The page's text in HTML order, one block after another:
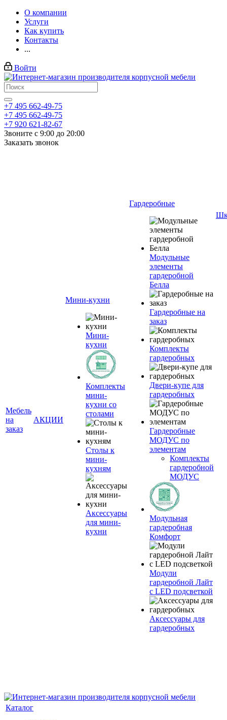
О компании
Услуги
Как купить
Контакты
...
Войти
+7 495 662-49-75
+7 495 662-49-75
+7 920 621-82-67
Звоните с 9:00 до 20:00
Заказать звонок
Мебель
на
заказ
АКЦИИ
Мини-кухни
Мини-
кухни
Комплекты
мини-
кухни со
столами
Столы к
мини-
кухням
Аксессуары
для мини-
кухни
Гардеробные
Модульные
элементы
гардеробной
Белла
Гардеробные на
заказ
Комплекты
гардеробных
Двери-купе для
гардеробных
Гардеробные
МОДУС по
элементам
Комплекты
гардеробной
МОДУС
Модульная
гардеробная
Комфорт
Модули
гардеробной Лайт
с LED подсветкой
Аксессуары для
гардеробных
Каталог